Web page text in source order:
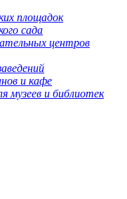
площадок
сада
центров
и кафе
музеев и библиотек